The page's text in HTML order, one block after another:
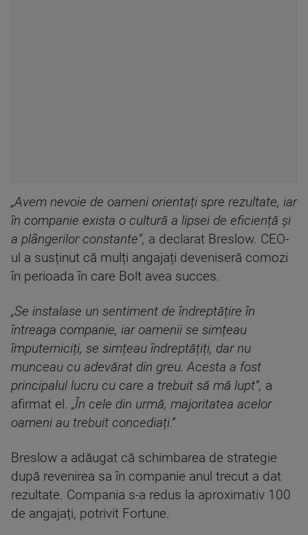
„Avem nevoie de oameni orientați spre rezultate, iar
în companie exista o cultură a lipsei de eficiență și
a plângerilor constante”, a declarat Breslow. CEO-
ul a susținut că mulți angajați deveniseră comozi
în perioada în care Bolt avea succes.
„Se instalase un sentiment de îndreptățire în
întreaga companie, iar oamenii se simțeau
împuterniciți, se simțeau îndreptățiți, dar nu
munceau cu adevărat din greu. Acesta a fost
principalul lucru cu care a trebuit să mă lupt”, a
afirmat el. „În cele din urmă, majoritatea acelor
oameni au trebuit concediați.”
Breslow a adăugat că schimbarea de strategie
după revenirea sa în companie anul trecut a dat
rezultate. Compania s-a redus la aproximativ 100
de angajați, potrivit Fortune.